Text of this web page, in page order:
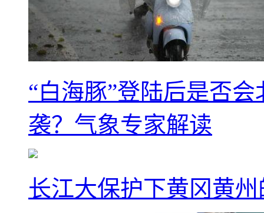
“白海豚”登陆后是否
袭？气象专家解读
长江大保护下黄冈黄